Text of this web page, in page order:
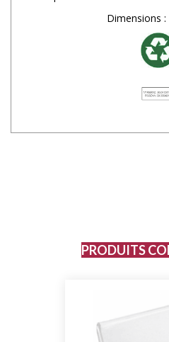
Dimensions :
PRODUITS